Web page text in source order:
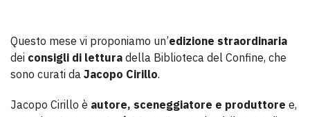
Questo mese vi proponiamo un’edizione straordinaria
dei consigli di lettura della Biblioteca del Confine, che
sono curati da Jacopo Cirillo.
Jacopo Cirillo è autore, sceneggiatore e produttore e,